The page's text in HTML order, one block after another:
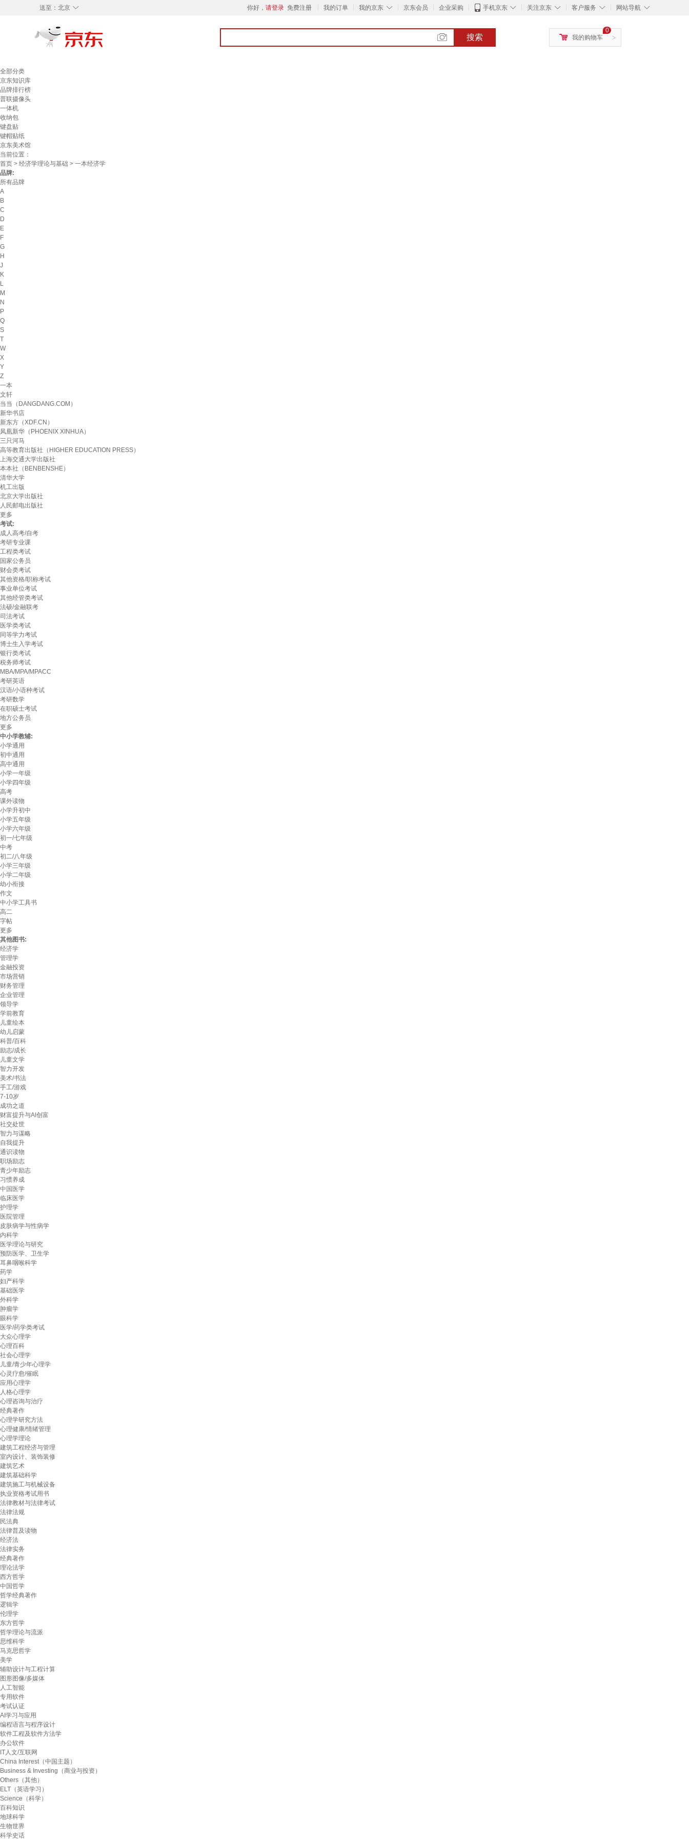
◇
送至： 北京 你好， 请登录 免费注册 我的订单 ◇
我的京东 京东会员 企业采购 ◇
手机京东 ◇
关注京东 ◇
客户服务 ◇
网站导航
搜索 >
0
我的购物车
全部分类
京东知识库
品牌排行榜
普联摄像头
一体机
收纳包
键盘贴
键帽贴纸
京东美术馆
当前位置：
首页 > 经济学理论与基础 > 一本经济学
品牌:
所有品牌
A
B
C
D
E
F
G
H
J
K
L
M
N
P
Q
S
T
W
X
Y
Z
一本
文轩
当当（DANGDANG.COM）
新华书店
新东方（XDF.CN）
凤凰新华（PHOENIX XINHUA）
三只河马
高等教育出版社（HIGHER EDUCATION PRESS）
上海交通大学出版社
本本社（BENBENSHE）
清华大学
机工出版
北京大学出版社
人民邮电出版社
更多
考试:
成人高考/自考
考研专业课
工程类考试
国家公务员
财会类考试
其他资格/职称考试
事业单位考试
其他经管类考试
法硕/金融联考
司法考试
医学类考试
同等学力考试
博士生入学考试
银行类考试
税务师考试
MBA/MPA/MPACC
考研英语
汉语/小语种考试
考研数学
在职硕士考试
地方公务员
更多
中小学教辅:
小学通用
初中通用
高中通用
小学一年级
小学四年级
高考
课外读物
小学升初中
小学五年级
小学六年级
初一/七年级
中考
初二/八年级
小学三年级
小学二年级
幼小衔接
作文
中小学工具书
高二
字帖
更多
其他图书:
经济学
管理学
金融投资
市场营销
财务管理
企业管理
领导学
学前教育
儿童绘本
幼儿启蒙
科普/百科
励志/成长
儿童文学
智力开发
美术/书法
手工/游戏
7-10岁
成功之道
财富提升与AI创富
社交处世
智力与谋略
自我提升
通识读物
职场励志
青少年励志
习惯养成
中国医学
临床医学
护理学
医院管理
皮肤病学与性病学
内科学
医学理论与研究
预防医学、卫生学
耳鼻咽喉科学
药学
妇产科学
基础医学
外科学
肿瘤学
眼科学
医学/药学类考试
大众心理学
心理百科
社会心理学
儿童/青少年心理学
心灵疗愈/催眠
应用心理学
人格心理学
心理咨询与治疗
经典著作
心理学研究方法
心理健康/情绪管理
心理学理论
建筑工程经济与管理
室内设计、装饰装修
建筑艺术
建筑基础科学
建筑施工与机械设备
执业资格考试用书
法律教材与法律考试
法律法规
民法典
法律普及读物
经济法
法律实务
经典著作
理论法学
西方哲学
中国哲学
哲学经典著作
逻辑学
伦理学
东方哲学
哲学理论与流派
思维科学
马克思哲学
美学
辅助设计与工程计算
图形图像/多媒体
人工智能
专用软件
考试认证
AI学习与应用
编程语言与程序设计
软件工程及软件方法学
办公软件
IT人文/互联网
China Interest（中国主题）
Business & Investing（商业与投资）
Others（其他）
ELT（英语学习）
Science（科学）
百科知识
地球科学
生物世界
科学史话